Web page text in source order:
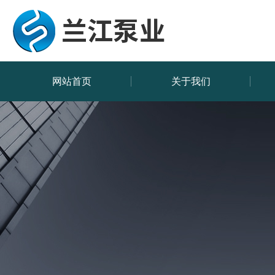
网站首页 关于我们